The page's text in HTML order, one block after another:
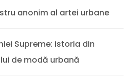
anonim al artei urbane
Supreme: istoria din
de modă urbană